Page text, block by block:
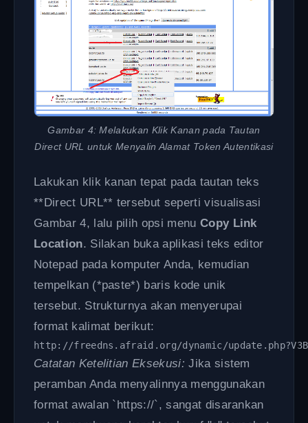
Gambar 4: Melakukan Klik Kanan pada Tautan
Direct URL untuk Menyalin Alamat Token Autentikasi
Lakukan klik kanan tepat pada tautan teks
**Direct URL** tersebut seperti visualisasi
Gambar 4, lalu pilih opsi menu Copy Link
Location. Silakan buka aplikasi teks editor
Notepad pada komputer Anda, kemudian
tempelkan (*paste*) baris kode unik
tersebut. Strukturnya akan menyerupai
format kalimat berikut:
http://freedns.afraid.org/dynamic/
Catatan Ketelitian Eksekusi: Jika sistem
peramban Anda menyalinnya menggunakan
format awalan `https://`, sangat disarankan